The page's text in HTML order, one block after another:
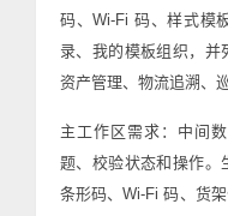
码、Wi-Fi 码、样式模
录、我的模板组织，并
资产管理、物流追溯、
主工作区需求：中间
题、校验状态和操作。
条形码、Wi-Fi 码、货